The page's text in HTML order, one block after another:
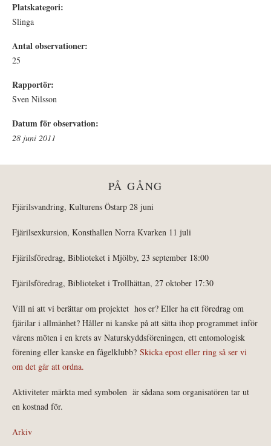
Platskategori:
Slinga
Antal observationer:
25
Rapportör:
Sven Nilsson
Datum för observation:
28 juni 2011
PÅ GÅNG
Fjärilsvandring, Kulturens Östarp 28 juni
Fjärilsexkursion, Konsthallen Norra Kvarken 11 juli
Fjärilsföredrag, Biblioteket i Mjölby, 23 september 18:00
Fjärilsföredrag, Biblioteket i Trollhättan, 27 oktober 17:30
Vill ni att vi berättar om projektet hos er? Eller ha ett föredrag om
fjärilar i allmänhet? Håller ni kanske på att sätta ihop programmet inför
vårens möten i en krets av Naturskyddsföreningen, ett entomologisk
förening eller kanske en fågelklubb? Skicka epost eller ring så ser vi
om det går att ordna.
Aktiviteter märkta med symbolen är sådana som organisatören tar ut
en kostnad för.
Arkiv